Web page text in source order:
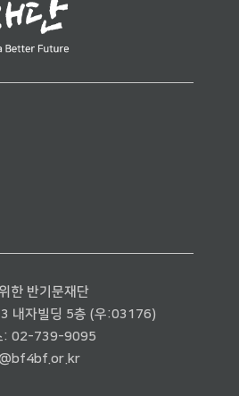
한 반기문재단
내자빌딩 5층 (우:03176)
: 02-739-9095